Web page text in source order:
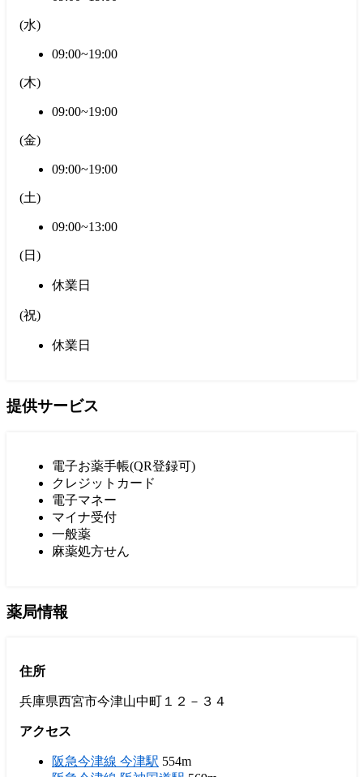
(水)
09:00~19:00
(木)
09:00~19:00
(金)
09:00~19:00
(土)
09:00~13:00
(日 )
休業日
(祝)
休業日
提供サービス
電子お薬手帳(QR登録可)
クレジットカード
電子マネー
マイナ受付
一般薬
麻薬処方せん
薬局情報
住所
兵庫県西宮市今津山中町１２－３４
アクセス
阪急今津線 今津駅 554m